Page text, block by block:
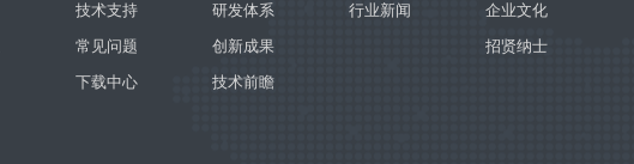
技术支持
常见问题
下载中心
研发体系
创新成果
技术前瞻
行业新闻
企业文化
招贤纳士